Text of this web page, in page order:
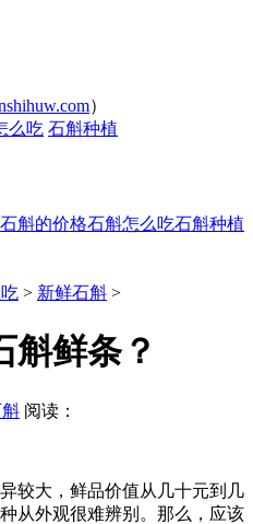
）
么吃 石斛种植
石斛的价格石斛怎么吃石斛种植
> 新鲜石斛 >
斛鲜条？
阅读：
较大，鲜品价值从几十元到几
从外观很难辨别。那么，应该